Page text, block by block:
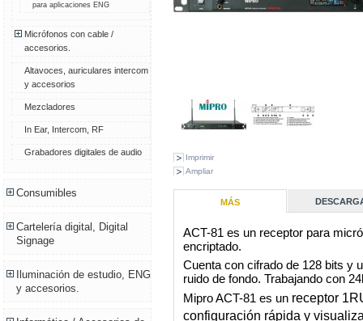
para aplicaciones ENG
Micrófonos con cable /
accesorios.
Altavoces, auriculares intercom
y accesorios
Mezcladores
In Ear, Intercom, RF
Grabadores digitales de audio
Consumibles
Cartelería digital, Digital
Signage
Iluminación de estudio, ENG
y accesorios.
Imprimir
Ampliar
MÁS
ACT-81 es un receptor para
encriptado.
Cuenta con cifrado de 128 bits y
ruido de fondo. Trabajando con
Mipro ACT-81 es un receptor
configuración rápida y